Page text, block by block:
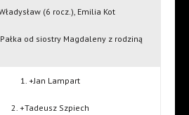
(6 rocz.), Emilia Kot
od siostry Magdaleny z rodziną
1. +Jan Lampart
2. +Tadeusz Szpiech